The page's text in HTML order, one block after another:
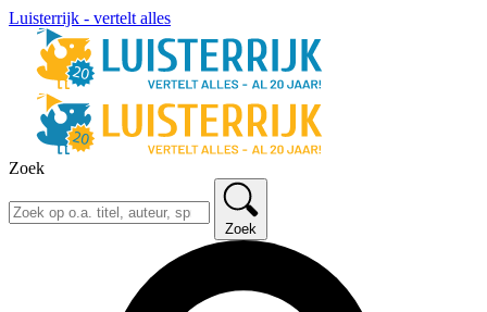
Luisterrijk - vertelt alles
Zoek
Zoek